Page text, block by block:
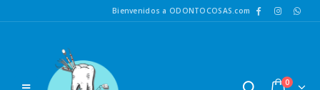
Bienvenidos a ODONTOCOSAS.com
0